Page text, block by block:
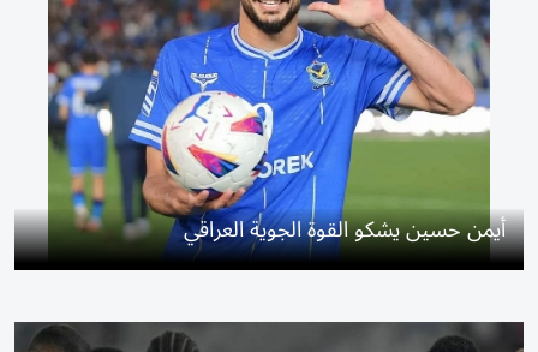
أيمن حسين يشكو القوة الجوية العراقي